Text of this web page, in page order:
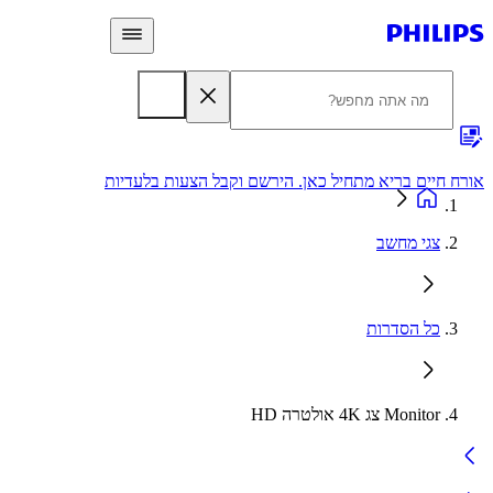
חיים בריא מתחיל כאן. הירשם וקבל הצעות בלעדיות
צגי מחשב
כל הסדרות
Monitor צג 4K‏ אולטרה HD